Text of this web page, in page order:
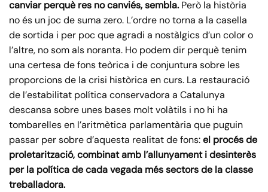
canviar perquè res no canviés, sembla. Però la història
no és un joc de suma zero. L’ordre no torna a la casella
de sortida i per poc que agradi a nostàlgics d’un color o
l’altre, no som als noranta. Ho podem dir perquè tenim
una certesa de fons teòrica i de conjuntura sobre les
proporcions de la crisi històrica en curs. La restauració
de l’estabilitat política conservadora a Catalunya
descansa sobre unes bases molt volàtils i no hi ha
tombarelles en l’aritmètica parlamentària que puguin
passar per sobre d’aquesta realitat de fons:el procés de
proletarització, combinat amb l’allunyament i desinterès
per la política de cada vegada més sectors de la classe
treballadora.